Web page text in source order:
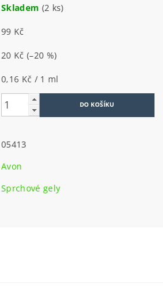
Skladem (2 ks)
99 Kč
20 Kč(–20 %)
0,16 Kč / 1 ml
05413
Avon
Sprchové gely